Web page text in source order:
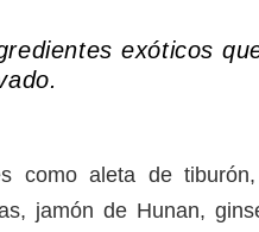
exóticos
como aleta de
jamón de Hunan,